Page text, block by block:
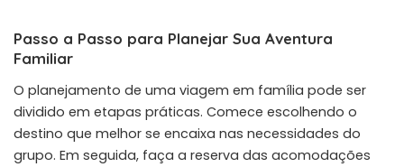
Passo a Passo para Planejar Sua Aventura
Familiar
O planejamento de uma viagem em família pode ser
dividido em etapas práticas. Comece escolhendo o
destino que melhor se encaixa nas necessidades do
grupo. Em seguida, faça a reserva das acomodações